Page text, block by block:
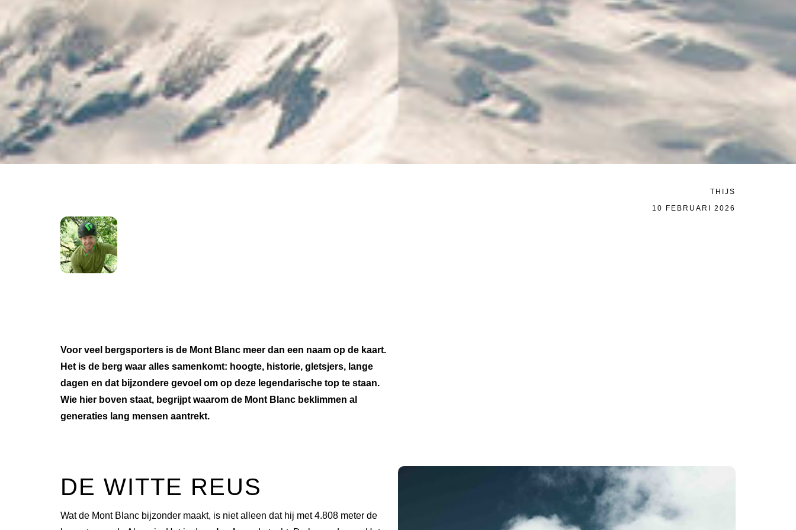
BEL MIJ TERUG
BERICHT VERSTUREN
THIJS
10 FEBRUARI 2026
Voor veel bergsporters is de Mont Blanc meer dan een naam op de kaart.
Het is de berg waar alles samenkomt: hoogte, historie, gletsjers, lange
dagen en dat bijzondere gevoel om op deze legendarische top te staan.
Wie hier boven staat, begrijpt waarom de Mont Blanc beklimmen al
generaties lang mensen aantrekt.
DE WITTE REUS
Wat de Mont Blanc bijzonder maakt, is niet alleen dat hij met 4.808 meter de